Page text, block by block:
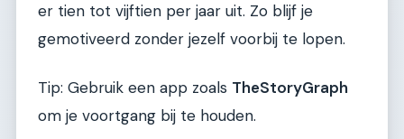
er tien tot vijftien per jaar uit. Zo blijf je
gemotiveerd zonder jezelf voorbij te lopen.
Tip: Gebruik een app zoals TheStoryGraph
om je voortgang bij te houden.